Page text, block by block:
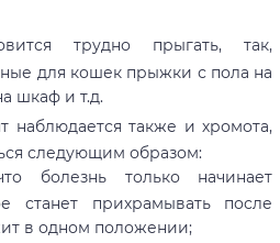
трудно прыгать, так,
для кошек прыжки с пола на
шкаф и т.д.
наблюдается также и хромота,
следующим образом:
болезнь только начинает
станет прихрамывать после
в одном положении;